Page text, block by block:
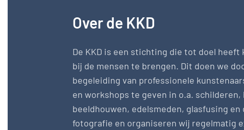
Over de KKD
De KKD is een stichting die tot doel
bij de mensen te brengen. Dit doen we
begeleiding van professionele
en workshops te geven in o.a.
beeldhouwen, edelsmeden, glasfusing en
fotografie en organiseren wij regelmatig